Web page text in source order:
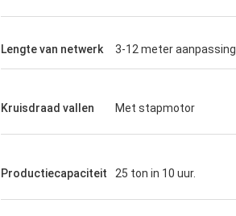
Lengte van netwerk 3-12 meter aanpassing
Kruisdraad vallen Met stapmotor
Productiecapaciteit 25 ton in 10 uur.